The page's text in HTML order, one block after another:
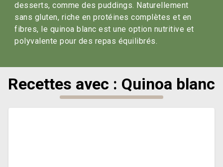
desserts, comme des puddings. Naturellement
sans gluten, riche en protéines complètes et en
fibres, le quinoa blanc est une option nutritive et
polyvalente pour des repas équilibrés.
Recettes avec : Quinoa blanc